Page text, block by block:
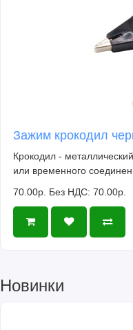
Зажим крокодил
Крокодил -
или временного
70.00р. Без НДС: 70.00р.
Новинки